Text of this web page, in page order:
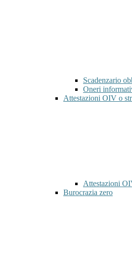
Scadenzario
Oneri
Attestazioni OIV o
Attestazioni
Burocrazia zero